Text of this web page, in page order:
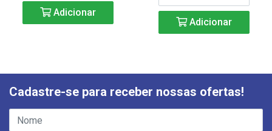
Adicionar
Adicionar
Cadastre-se para receber nossas ofertas!